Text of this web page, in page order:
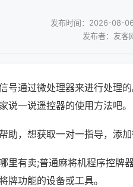
发布时间：2026-08-
发布者：友客
号通过微处理器来进行处理
说一说遥控器的使用方法吧。
助，想获取一对一指导，添
里有卖;普通麻将机程序控牌
牌功能的设备或工具。